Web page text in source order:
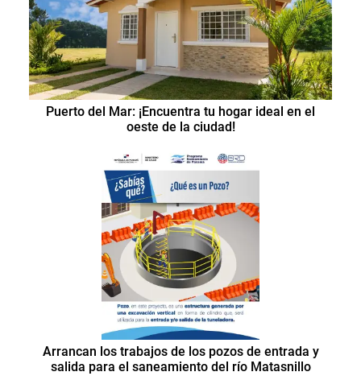
Puerto del Mar: ¡Encuentra tu hogar ideal en el
oeste de la ciudad!
Arrancan los trabajos de los pozos de entrada y
salida para el saneamiento del río Matasnillo